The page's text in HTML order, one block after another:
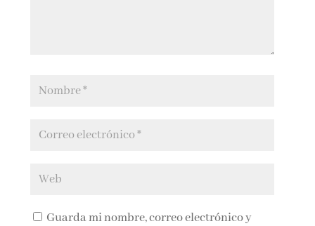
Guarda mi nombre, correo electrónico y